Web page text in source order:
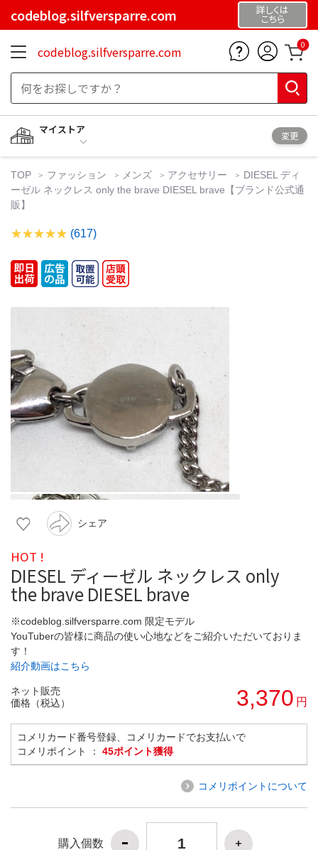
codeblog.silfversparre.com 詳しくは
こちら
codeblog.silfversparre.com 0
マイストア
変更
TOP ファッション メンズ アクセサリー
DIESEL ディ
ーゼル ネックレス only the brave DIESEL brave【ブランド公式通
販】
(617)
シェア
HOT !
DIESEL ディーゼル ネックレス only
the brave DIESEL brave
※codeblog.silfversparre.com 限定モデル
YouTuberの皆様に商品の使い心地などをご紹介いただいておりま
す！
紹介動画はこちら
ネット販売
価格（税込）
3,370 円
コメリカード番号登録、コメリカードでお支払いで
コメリポイント ： 45ポイント獲得
コメリポイントについて
購入個数